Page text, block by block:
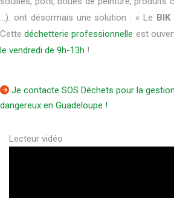
…). ont désormais une solution : « Le BIK
Cettedéchetterie professionnelle est
le vendredi de 9h-13h !
Je contacte SOS Déchets pour la
dangereux en Guadeloupe !
Lecteur vidéo